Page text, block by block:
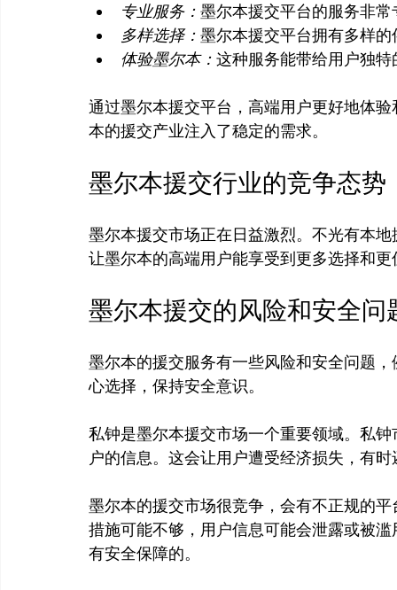
专业服务： 墨尔本援交平台的服务非
多样选择： 墨尔本援交平台拥有多样
体验墨尔本： 这种服务能带给用户独
通过墨尔本援交平台，高端用户更好地体
墨尔本援交行业的竞争态势
墨尔本援交市场正在日益激烈。不光有本
墨尔本援交的风险和安全问
墨尔本的援交服务有一些风险和安全问题
私钟是墨尔本援交市场一个重要领域。私
户的信息。这会让用户遭受经济损失，有
墨尔本的援交市场很竞争，会有不正规的
措施可能不够，用户信息可能会泄露或被